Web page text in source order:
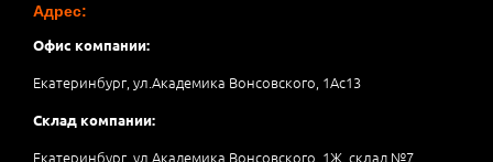
Адрес:
Офис компании:
Екатеринбург, ул.Академика Вонсовского, 1Аc13
Склад компании:
Екатеринбург, ул.Академика Вонсовского, 1Ж, склад №7